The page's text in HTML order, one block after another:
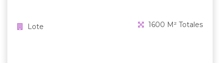
Lote 1600 M² Totales